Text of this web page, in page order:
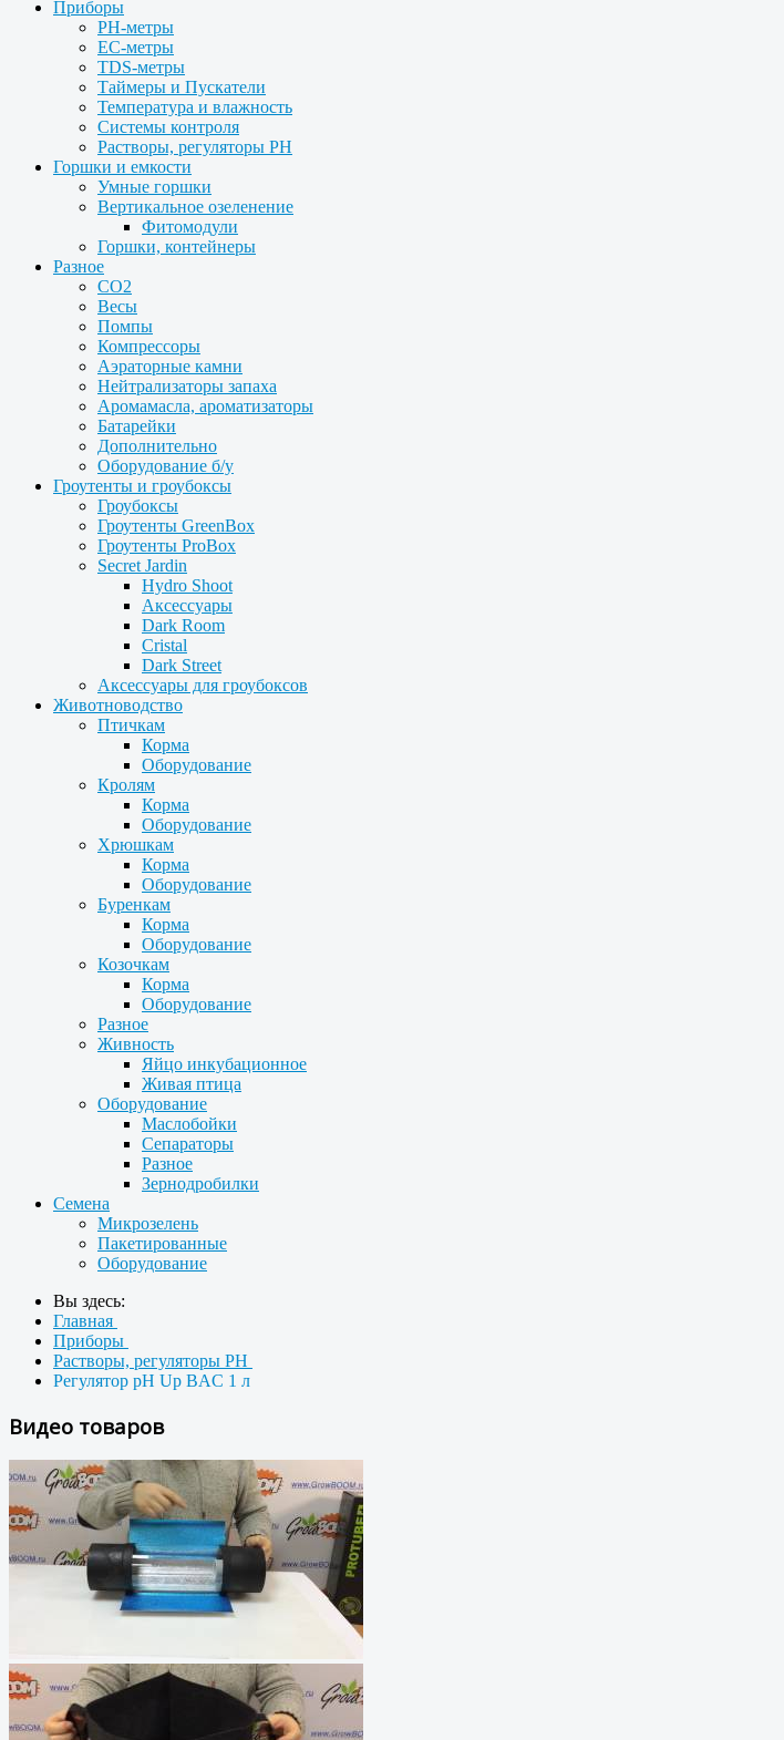
Приборы
PH-метры
EC-метры
TDS-метры
Таймеры и Пускатели
Температура и влажность
Системы контроля
Растворы, регуляторы PH
Горшки и емкости
Умные горшки
Вертикальное озеленение
Фитомодули
Горшки, контейнеры
Разное
CO2
Весы
Помпы
Компрессоры
Аэраторные камни
Нейтрализаторы запаха
Аромамасла, ароматизаторы
Батарейки
Дополнительно
Оборудование б/у
Гроутенты и гроубоксы
Гроубоксы
Гроутенты GreenBox
Гроутенты ProBox
Secret Jardin
Hydro Shoot
Аксессуары
Dark Room
Cristal
Dark Street
Аксессуары для гроубоксов
Животноводство
Птичкам
Корма
Оборудование
Кролям
Корма
Оборудование
Хрюшкам
Корма
Оборудование
Буренкам
Корма
Оборудование
Козочкам
Корма
Оборудование
Разное
Живность
Яйцо инкубационное
Живая птица
Оборудование
Маслобойки
Сепараторы
Разное
Зернодробилки
Семена
Микрозелень
Пакетированные
Оборудование
Вы здесь:
Главная
Приборы
Растворы, регуляторы PH
Регулятор pH Up BAC 1 л
Видео товаров